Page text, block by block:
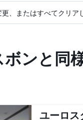
、またはすべてクリア
ンと同